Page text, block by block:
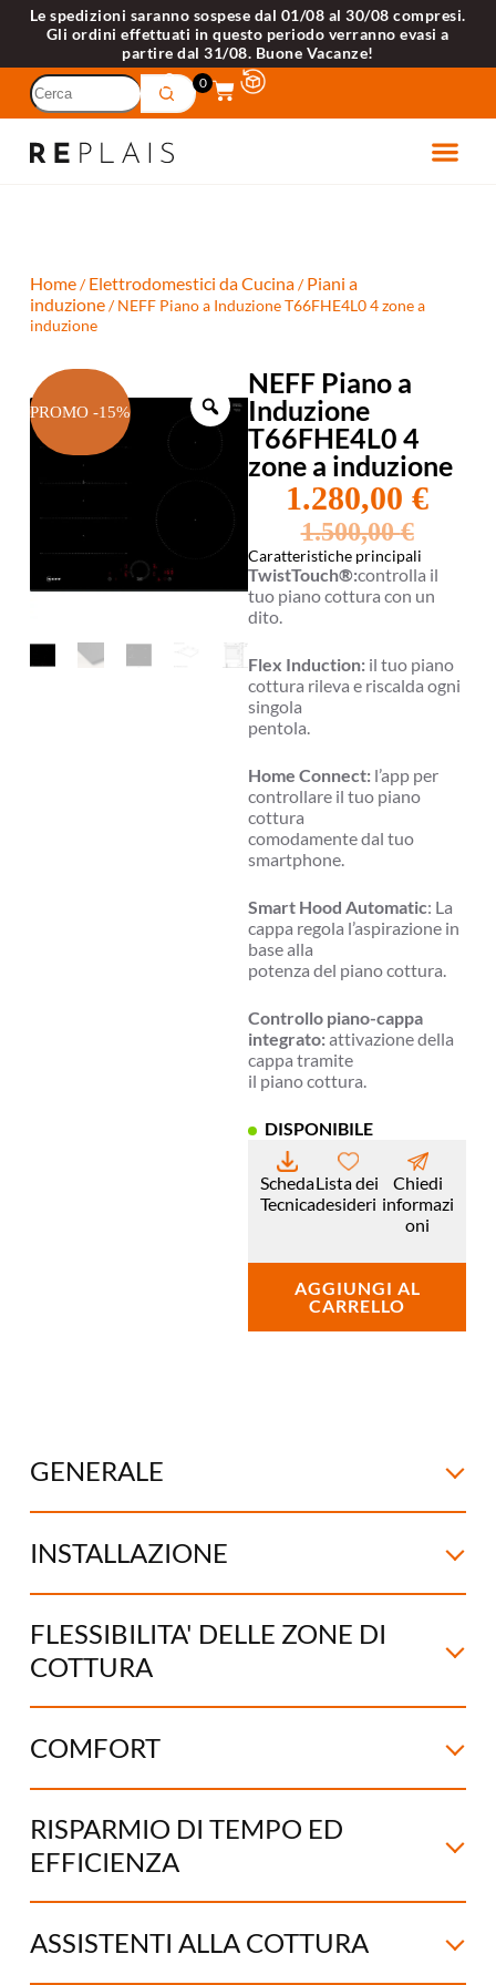
Le spedizioni saranno sospese dal 01/08 al 30/08 compresi.
Gli ordini effettuati in questo periodo verranno evasi a
partire dal 31/08. Buone Vacanze!
0
Home/Elettrodomestici da Cucina/Piani a
induzione/ NEFF Piano a Induzione T66FHE4L0 4 zone a
induzione
PROMO -15%
NEFF Piano a
Induzione
T66FHE4L0 4
zone a induzione
1.500,00€
1.280,00€
Caratteristiche principali
TwistTouch®:controlla il
tuo piano cottura con un
dito.
Flex Induction:il tuo piano
cottura rileva e riscalda ogni
singola
pentola.
Home Connect:l’app per
controllare il tuo piano
cottura
comodamente dal tuo
smartphone.
Smart Hood Automatic: La
cappa regola l’aspirazione in
base alla
potenza del piano cottura.
Controllo piano-cappa
integrato:attivazione della
cappa tramite
il piano cottura.
DISPONIBILE
Scheda
Tecnica
Lista dei
desideri
Chiedi
informazi
oni
AGGIUNGI AL
CARRELLO
GENERALE
INSTALLAZIONE
FLESSIBILITA' DELLE ZONE DI
COTTURA
COMFORT
RISPARMIO DI TEMPO ED
EFFICIENZA
ASSISTENTI ALLA COTTURA